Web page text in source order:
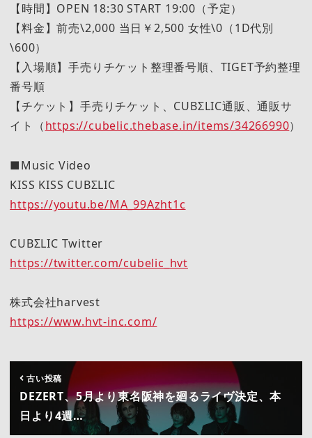
【時間】OPEN 18:30 START 19:00（予定）
【料金】前売\2,000 当日￥2,500 女性\0（1D代別
\600）
【入場順】手売りチケット整理番号順、TIGET予約整理
番号順
【チケット】手売りチケット、CUBΣLIC通販、通販サ
イト（https://cubelic.thebase.in/items/34266990）
■Music Video
KISS KISS CUBΣLIC
https://youtu.be/MA_99Azht1c
CUBΣLIC Twitter
https://twitter.com/cubelic_hvt
株式会社harvest
https://www.hvt-inc.com/
古い投稿
DEZERT、5月より東名阪神を廻るライヴ決定、本
日より4週…